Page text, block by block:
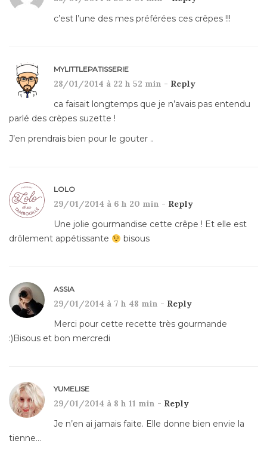
c’est l’une des mes préférées ces crêpes !!!
MYLITTLEPATISSERIE
28/01/2014 à 22 h 52 min - Reply
ca faisait longtemps que je n’avais pas entendu
parlé des crèpes suzette !
J’en prendrais bien pour le gouter ..
LOLO
29/01/2014 à 6 h 20 min - Reply
Une jolie gourmandise cette crêpe ! Et elle est
drôlement appétissante
bisous
ASSIA
29/01/2014 à 7 h 48 min - Reply
Merci pour cette recette très gourmande
:)Bisous et bon mercredi
YUMELISE
29/01/2014 à 8 h 11 min - Reply
Je n’en ai jamais faite. Elle donne bien envie la
tienne…